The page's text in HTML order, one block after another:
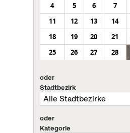
4
5 6 7
11
12 13 14
18
19 20 21
25
26 27 28
oder
Stadtbezirk
oder
Kategorie